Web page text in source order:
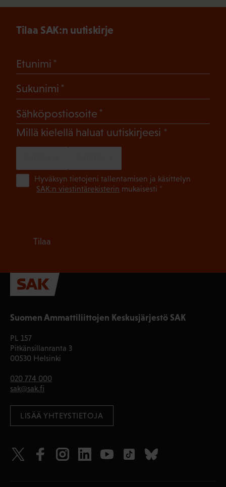
Suomen Ammattiliittojen Keskusjärjestö SAK
PL 157
Pitkänsillanranta 3
00530 Helsinki
020 774 000
sak@sak.fi
LISÄÄ YHTEYSTIETOJA
Tilaa SAK:n uutiskirje
Etunimi
Sukunimi
Sähköpostiosoite
Millä kielellä haluat uutiskirjeesi (Pakollinen)
Hyväksyn tietojeni tallentamisen ja käsittelyn
SAK:n viestintärekisterin mukaisesti *
Tilaa